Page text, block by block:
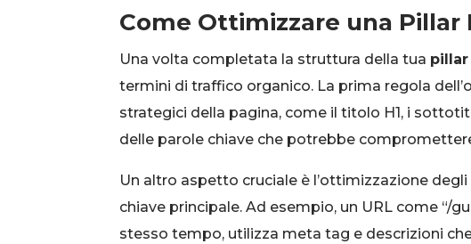
Come Ottimizzare una Pillar
Una volta completata la struttura della tua
termini di traffico organico. La prima regola
strategici della pagina, come il titolo H1, i
delle parole chiave che potrebbe
Un altro aspetto cruciale è l’ottimizzazione
chiave principale. Ad esempio, un URL come “/
stesso tempo, utilizza meta tag e descrizioni